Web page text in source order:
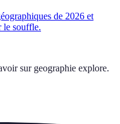
de 2026 et
le souffle.
sur geographie explore.